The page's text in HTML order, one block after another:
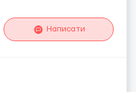
Написати